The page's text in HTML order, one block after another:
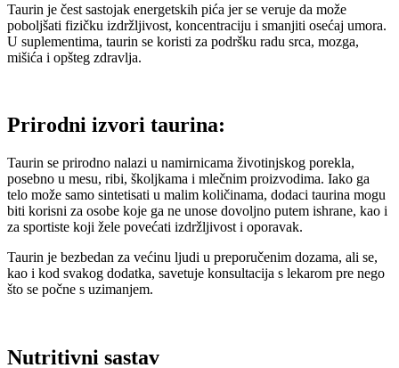
Taurin je čest sastojak energetskih pića jer se veruje da može
poboljšati fizičku izdržljivost, koncentraciju i smanjiti osećaj umora.
U suplementima, taurin se koristi za podršku radu srca, mozga,
mišića i opšteg zdravlja.
Prirodni izvori taurina:
Taurin se prirodno nalazi u namirnicama životinjskog porekla,
posebno u mesu, ribi, školjkama i mlečnim proizvodima. Iako ga
telo može samo sintetisati u malim količinama, dodaci taurina mogu
biti korisni za osobe koje ga ne unose dovoljno putem ishrane, kao i
za sportiste koji žele povećati izdržljivost i oporavak.
Taurin je bezbedan za većinu ljudi u preporučenim dozama, ali se,
kao i kod svakog dodatka, savetuje konsultacija s lekarom pre nego
što se počne s uzimanjem.
Nutritivni sastav